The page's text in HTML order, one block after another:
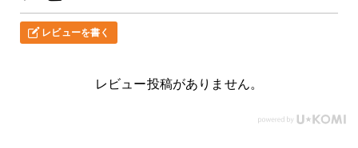
レビューを書く
レビュー投稿がありません。